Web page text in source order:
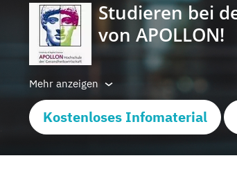
Mehr anzeigen
Kostenloses Infomaterial